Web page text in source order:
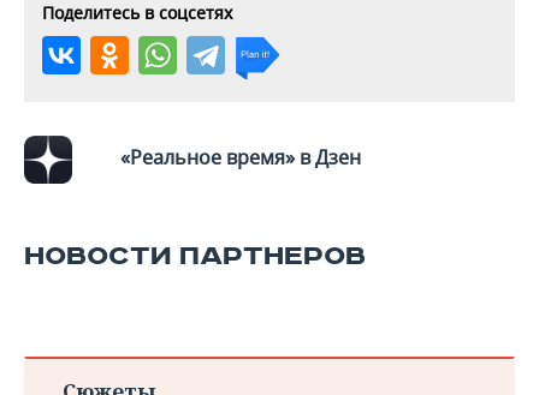
Поделитесь в соцсетях
«Реальное время» в Дзен
НОВОСТИ ПАРТНЕРОВ